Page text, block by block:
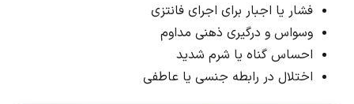
فشار یا اجبار برای اجرای فانتزی
وسواس و درگیری ذهنی مداوم
احساس گناه یا شرم شدید
اختلال در رابطه جنسی یا عاطفی